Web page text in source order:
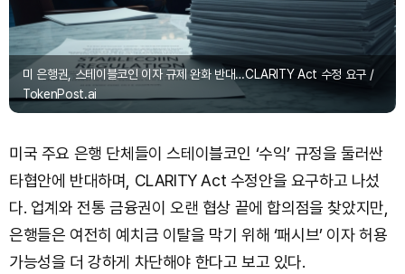
미 은행권, 스테이블코인 이자 규제 완화 반대…CLARITY Act 수정 요구 /
TokenPost.ai
미국 주요 은행 단체들이 스테이블코인 ‘수익’ 규정을 둘러싼
타협안에 반대하며, CLARITY Act 수정안을 요구하고 나섰
다. 업계와 전통 금융권이 오랜 협상 끝에 합의점을 찾았지만,
은행들은 여전히 예치금 이탈을 막기 위해 ‘패시브’ 이자 허용
가능성을 더 강하게 차단해야 한다고 보고 있다.